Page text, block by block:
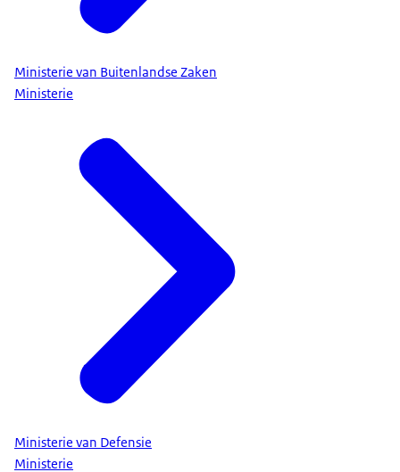
Ministerie van Buitenlandse Zaken
Ministerie
Ministerie van Defensie
Ministerie